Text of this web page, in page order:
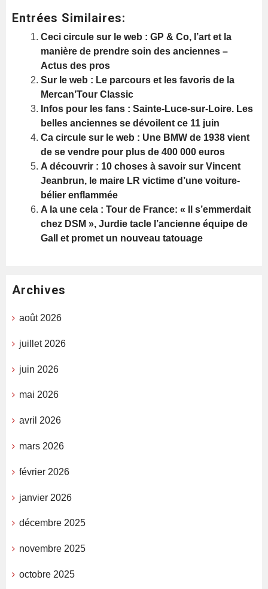
Entrées Similaires:
Ceci circule sur le web : GP & Co, l’art et la
manière de prendre soin des anciennes –
Actus des pros
Sur le web : Le parcours et les favoris de la
Mercan’Tour Classic
Infos pour les fans : Sainte-Luce-sur-Loire. Les
belles anciennes se dévoilent ce 11 juin
Ca circule sur le web : Une BMW de 1938 vient
de se vendre pour plus de 400 000 euros
A découvrir : 10 choses à savoir sur Vincent
Jeanbrun, le maire LR victime d’une voiture-
bélier enflammée
A la une cela : Tour de France: « Il s’emmerdait
chez DSM », Jurdie tacle l’ancienne équipe de
Gall et promet un nouveau tatouage
Archives
août 2026
juillet 2026
juin 2026
mai 2026
avril 2026
mars 2026
février 2026
janvier 2026
décembre 2025
novembre 2025
octobre 2025